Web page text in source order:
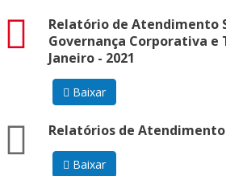
Relatório de Atendimento
Governança Corporativa e
Janeiro - 2021
pdf
Baixar
Relatórios de Atendimento
zip
Baixar